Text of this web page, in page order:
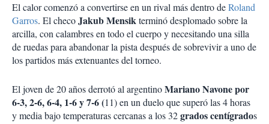
El calor comenzó a convertirse en un rival más dentro deRoland
Garros. El checoJakub Mensikterminó desplomado sobre la
arcilla, con calambres en todo el cuerpo y necesitando una silla
de ruedas para abandonar la pista después de sobrevivir a uno de
los partidos más extenuantes del torneo.
El joven de 20 años derrotó al argentinoMariano Navone por
6-3, 2-6, 6-4, 1-6 y 7-6 (11) en un duelo que superó las 4 horas
y media bajo temperaturas cercanas a los 32grados centígrados